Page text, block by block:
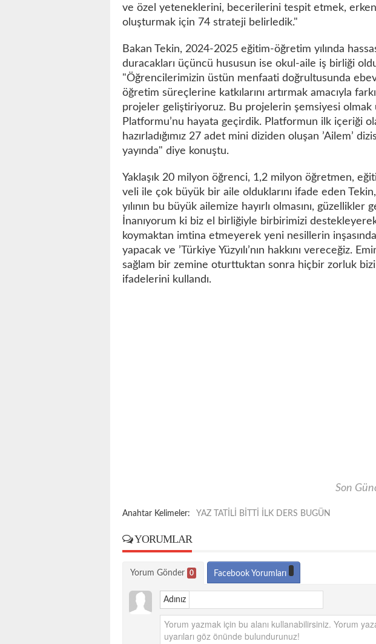
ve özel yeteneklerini, becerilerini tespit etmek, erken
oluşturmak için 74 strateji belirledik."
Bakan Tekin, 2024-2025 eğitim-öğretim yılında
duracakları üçüncü hususun ise okul-aile iş birliği
"Öğrencilerimizin üstün menfaati doğrultusunda
öğretim süreçlerine katkılarını artırmak amacıyla
projeler geliştiriyoruz. Bu projelerin şemsiyesi olmak
Platformu’nu hayata geçirdik. Platformun ilk içeriği
hazırladığımız 27 adet mini diziden oluşan ’Ailem’
yayında" diye konuştu.
Yaklaşık 20 milyon öğrenci, 1,2 milyon öğretmen,
veli ile çok büyük bir aile olduklarını ifade eden
yılının bu büyük ailemize hayırlı olmasını,
İnanıyorum ki biz el birliğiyle birbirimizi
koymaktan imtina etmeyerek yeni nesillerin
yapacak ve ’Türkiye Yüzyılı’nın hakkını vereceğiz.
sağlam bir zemine oturttuktan sonra hiçbir zorluk bizi
ifadelerini kullandı.
Son
Anahtar Kelimeler: YAZ TATİLİ BİTTİ İLK DERS BUGÜN
YORUMLAR
Yorum Gönder 0 Facebook Yorumları
Adınız